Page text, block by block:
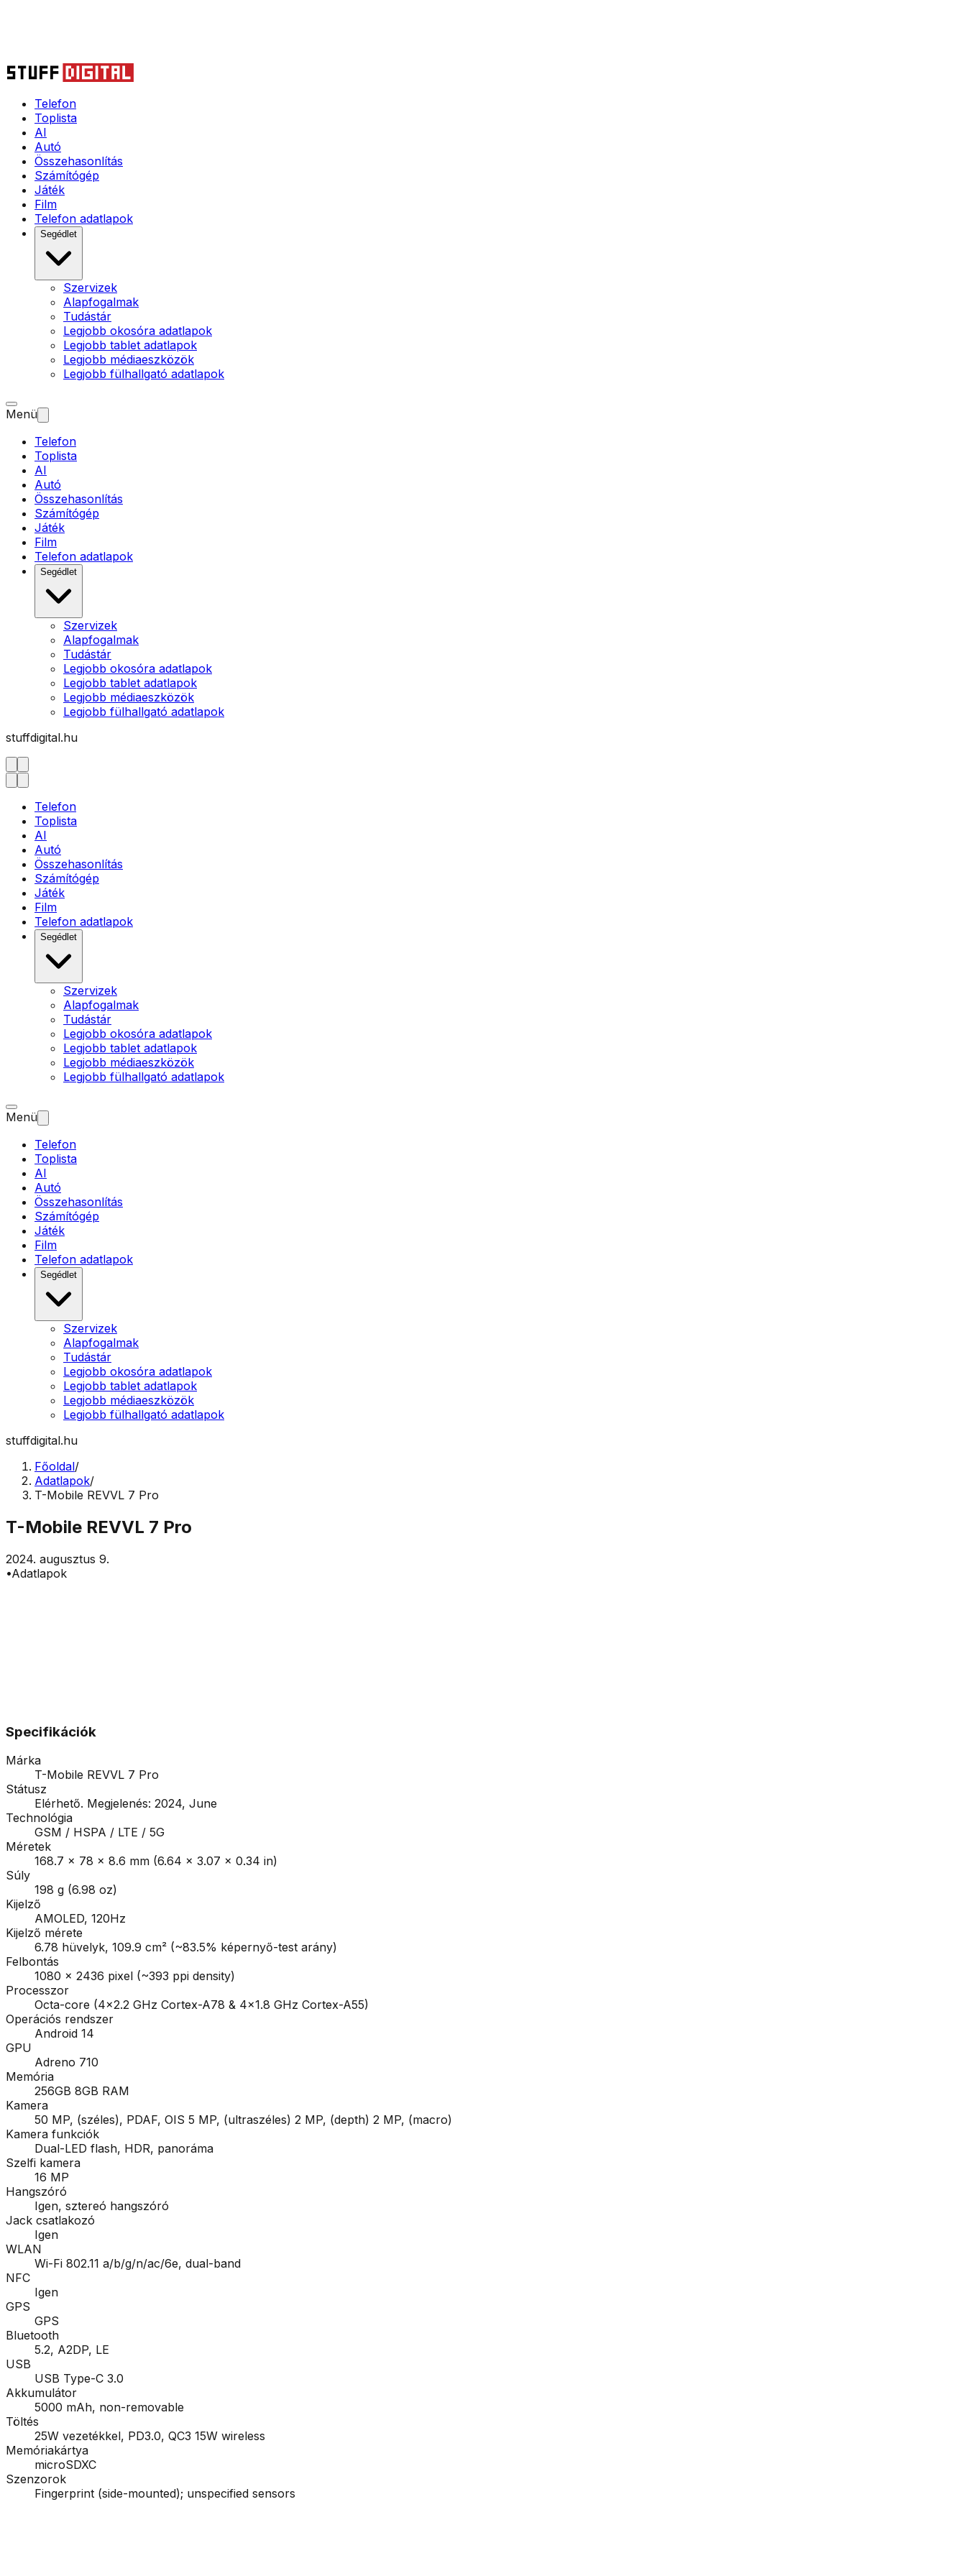
Telefon
Toplista
AI
Autó
Összehasonlítás
Számítógép
Játék
Film
Telefon adatlapok
Segédlet
Szervizek
Alapfogalmak
Tudástár
Legjobb okosóra adatlapok
Legjobb tablet adatlapok
Legjobb médiaeszközök
Legjobb fülhallgató adatlapok
Menü
Telefon
Toplista
AI
Autó
Összehasonlítás
Számítógép
Játék
Film
Telefon adatlapok
Segédlet
Szervizek
Alapfogalmak
Tudástár
Legjobb okosóra adatlapok
Legjobb tablet adatlapok
Legjobb médiaeszközök
Legjobb fülhallgató adatlapok
stuffdigital.hu
Telefon
Toplista
AI
Autó
Összehasonlítás
Számítógép
Játék
Film
Telefon adatlapok
Segédlet
Szervizek
Alapfogalmak
Tudástár
Legjobb okosóra adatlapok
Legjobb tablet adatlapok
Legjobb médiaeszközök
Legjobb fülhallgató adatlapok
Menü
Telefon
Toplista
AI
Autó
Összehasonlítás
Számítógép
Játék
Film
Telefon adatlapok
Segédlet
Szervizek
Alapfogalmak
Tudástár
Legjobb okosóra adatlapok
Legjobb tablet adatlapok
Legjobb médiaeszközök
Legjobb fülhallgató adatlapok
stuffdigital.hu
Főoldal/
Adatlapok/
T-Mobile REVVL 7 Pro
T-Mobile REVVL 7 Pro
2024. augusztus 9.
•Adatlapok
Specifikációk
Márka
T-Mobile REVVL 7 Pro
Státusz
Elérhető. Megjelenés: 2024, June
Technológia
GSM / HSPA / LTE / 5G
Méretek
168.7 x 78 x 8.6 mm (6.64 x 3.07 x 0.34 in)
Súly
198 g (6.98 oz)
Kijelző
AMOLED, 120Hz
Kijelző mérete
6.78 hüvelyk, 109.9 cm² (~83.5% képernyő-test arány)
Felbontás
1080 x 2436 pixel (~393 ppi density)
Processzor
Octa-core (4x2.2 GHz Cortex-A78 & 4x1.8 GHz Cortex-A55)
Operációs rendszer
Android 14
GPU
Adreno 710
Memória
256GB 8GB RAM
Kamera
50 MP, (széles), PDAF, OIS 5 MP, (ultraszéles) 2 MP, (depth) 2 MP, (macro)
Kamera funkciók
Dual-LED flash, HDR, panoráma
Szelfi kamera
16 MP
Hangszóró
Igen, sztereó hangszóró
Jack csatlakozó
Igen
WLAN
Wi-Fi 802.11 a/b/g/n/ac/6e, dual-band
NFC
Igen
GPS
GPS
Bluetooth
5.2, A2DP, LE
USB
USB Type-C 3.0
Akkumulátor
5000 mAh, non-removable
Töltés
25W vezetékkel, PD3.0, QC3 15W wireless
Memóriakártya
microSDXC
Szenzorok
Fingerprint (side-mounted); unspecified sensors